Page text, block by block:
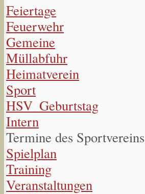
Feiertage
Feuerwehr
Gemeine
Müllabfuhr
Heimatverein
Sport
HSV_Geburtstag
Intern
Termine des Sportvereins
Spielplan
Training
Veranstaltungen